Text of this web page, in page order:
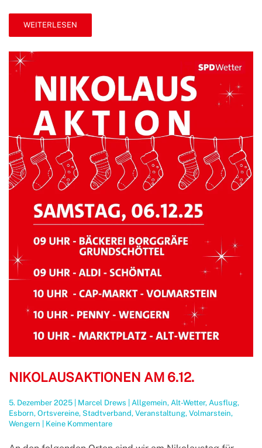
WEITERLESEN
NIKOLAUSAKTIONEN AM 6.12.
5. Dezember 2025 Marcel Drews Allgemein, Alt-Wetter, Ausflug,
Esborn, Ortsvereine, Stadtverband, Veranstaltung, Volmarstein,
Wengern
Keine Kommentarezu
am